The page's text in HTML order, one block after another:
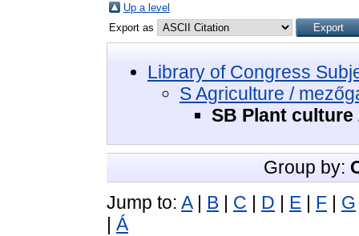
Up a level
Export as
Library of Congress
S Agriculture /
SB Plant
Group by:
Jump to: A| B C D E F G
Á